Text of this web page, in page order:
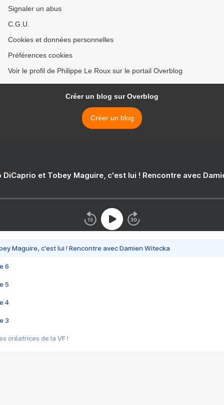
Signaler un abus
C.G.U.
Cookies et données personnelles
Préférences cookies
Voir le profil de Philippe Le Roux sur le portail Overblog
Créer un blog sur Overblog
Créer un blog
DiCaprio et Tobey Maguire, c'est lui ! Rencontre avec
Maguire, c'est lui ! Rencontre avec Damien Witecka
6
5
4
3
créatrices de la VF !